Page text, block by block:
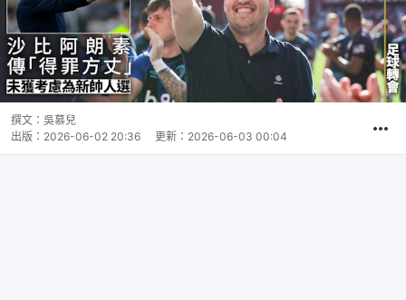
撰文： 吳慕兒
出版： 2026-06-02 20:36 更新： 2026-06-03 00:04